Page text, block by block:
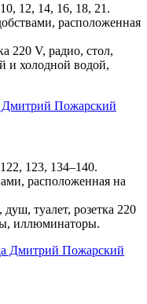
12, 14, 16, 18, 21.
расположенная
220 V, радио, стол,
и холодной водой,
123, 134–140.
расположенная на
туалет, розетка 220
иллюминаторы.